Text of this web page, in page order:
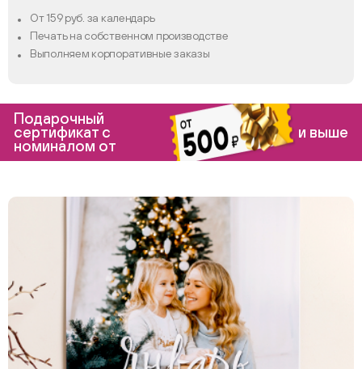
От 159 руб. за календарь
Печать на собственном производстве
Выполняем корпоративные заказы
Подарочный
сертификат с
номиналом от
и выше